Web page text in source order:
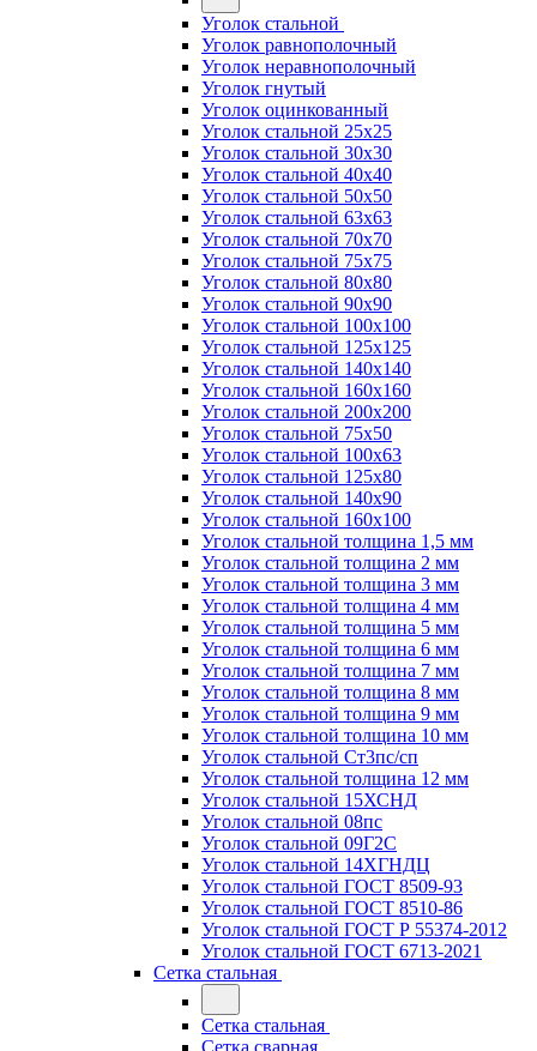
Уголок стальной
Уголок равнополочный
Уголок неравнополочный
Уголок гнутый
Уголок оцинкованный
Уголок стальной 25х25
Уголок стальной 30х30
Уголок стальной 40х40
Уголок стальной 50х50
Уголок стальной 63х63
Уголок стальной 70х70
Уголок стальной 75х75
Уголок стальной 80х80
Уголок стальной 90х90
Уголок стальной 100х100
Уголок стальной 125х125
Уголок стальной 140х140
Уголок стальной 160х160
Уголок стальной 200х200
Уголок стальной 75х50
Уголок стальной 100х63
Уголок стальной 125х80
Уголок стальной 140х90
Уголок стальной 160х100
Уголок стальной толщина 1,5 мм
Уголок стальной толщина 2 мм
Уголок стальной толщина 3 мм
Уголок стальной толщина 4 мм
Уголок стальной толщина 5 мм
Уголок стальной толщина 6 мм
Уголок стальной толщина 7 мм
Уголок стальной толщина 8 мм
Уголок стальной толщина 9 мм
Уголок стальной толщина 10 мм
Уголок стальной Ст3пс/сп
Уголок стальной толщина 12 мм
Уголок стальной 15ХСНД
Уголок стальной 08пс
Уголок стальной 09Г2С
Уголок стальной 14ХГНДЦ
Уголок стальной ГОСТ 8509-93
Уголок стальной ГОСТ 8510-86
Уголок стальной ГОСТ Р 55374-2012
Уголок стальной ГОСТ 6713-2021
Сетка стальная
Сетка стальная
Сетка сварная